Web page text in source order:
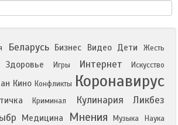
Беларусь Бизнес Видео Дети
Жесть
Здоровье Игры Интернет Искусство
Кино Конфликты Коронавирус
Криминал Кулинария Ликбез
Медицина Мнения Музыка Наука